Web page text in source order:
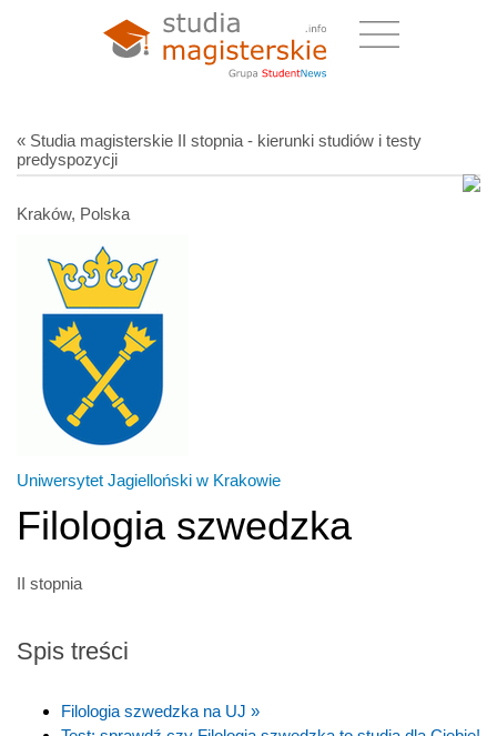
« Studia magisterskie II stopnia - kierunki studiów i testy
predyspozycji
Kraków, Polska
Uniwersytet Jagielloński w Krakowie
Filologia szwedzka
II stopnia
Spis treści
Filologia szwedzka na UJ »